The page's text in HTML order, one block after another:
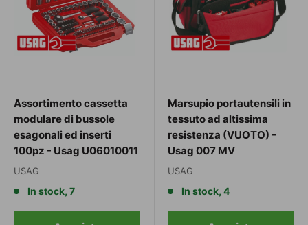
Assortimento cassetta
modulare di bussole
esagonali ed inserti
100pz - Usag U06010011
USAG
In stock, 7
Marsupio portautensili in
tessuto ad altissima
resistenza (VUOTO) -
Usag 007 MV
USAG
In stock, 4